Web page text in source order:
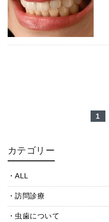
1
カテゴリー
ALL
訪問診療
虫歯について